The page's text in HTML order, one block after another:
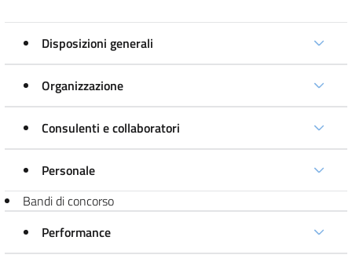
Disposizioni generali
Organizzazione
Consulenti e collaboratori
Personale
Bandi di concorso
Performance